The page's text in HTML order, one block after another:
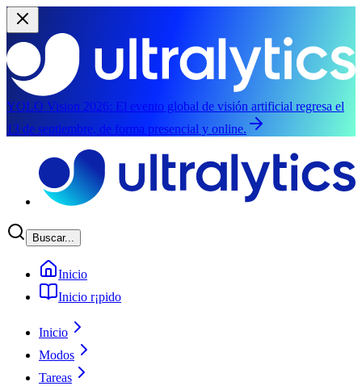
YOLO Vision 2026: El evento global de visión artificial regresa el
13 de septiembre, de forma presencial y online.
Buscar...
Inicio
Inicio r¡pido
Inicio
Modos
Tareas